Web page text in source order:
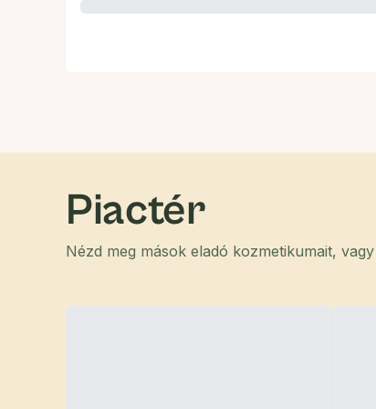
Piactér
Nézd meg mások eladó kozmetikumait,